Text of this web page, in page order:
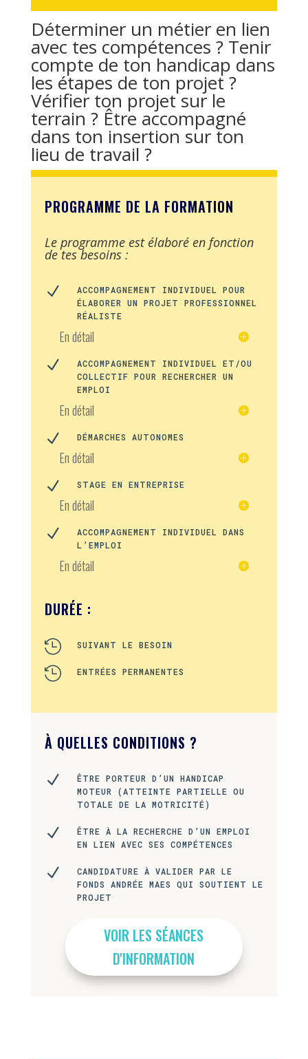
Déterminer un métier en lien
avec tes compétences ? Tenir
compte de ton handicap dans
les étapes de ton projet ?
Vérifier ton projet sur le
terrain ? Être accompagné
dans ton insertion sur ton
lieu de travail ?
PROGRAMME DE LA FORMATION
Le programme est élaboré en fonction
de tes besoins :
N
ACCOMPAGNEMENT INDIVIDUEL POUR
ÉLABORER UN PROJET PROFESSIONNEL
RÉALISTE
En détail
N
ACCOMPAGNEMENT INDIVIDUEL ET/OU
COLLECTIF POUR RECHERCHER UN
EMPLOI
En détail
N DÉMARCHES AUTONOMES
En détail
N STAGE EN ENTREPRISE
En détail
N
ACCOMPAGNEMENT INDIVIDUEL DANS
L’EMPLOI
En détail
DURÉE :
 SUIVANT LE BESOIN
 ENTRÉES PERMANENTES
À QUELLES CONDITIONS ?
N
ÊTRE PORTEUR D’UN HANDICAP
MOTEUR (ATTEINTE PARTIELLE OU
TOTALE DE LA MOTRICITÉ)
N
ÊTRE À LA RECHERCHE D’UN EMPLOI
EN LIEN AVEC SES COMPÉTENCES
N
CANDIDATURE À VALIDER PAR LE
FONDS ANDRÉE MAES QUI SOUTIENT LE
PROJET
VOIR LES SÉANCES
D'INFORMATION